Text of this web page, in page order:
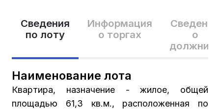
Сведения
по лоту
Информация
о торгах
Сведения
о
Наименование лота
Квартира, назначение - жилое, общей
площадью 61,3 кв.м., расположенная по